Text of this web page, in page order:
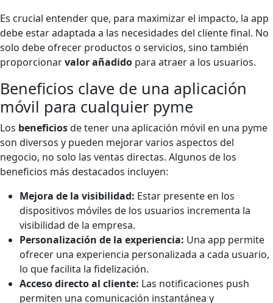
Es crucial entender que, para maximizar el impacto, la app
debe estar adaptada a las necesidades del cliente final. No
solo debe ofrecer productos o servicios, sino también
proporcionarvalor añadido para atraer a los usuarios.
Beneficios clave de una aplicación
móvil para cualquier pyme
Los beneficiosde tener una aplicación móvil en una pyme
son diversos y pueden mejorar varios aspectos del
negocio, no solo las ventas directas. Algunos de los
beneficios más destacados incluyen:
Mejora de la visibilidad: Estar presente en los
dispositivos móviles de los usuarios incrementa la
visibilidad de la empresa.
Personalización de la experiencia: Una app permite
ofrecer una experiencia personalizada a cada usuario,
lo que facilita la fidelización.
Acceso directo al cliente: Las notificaciones push
permiten una comunicación instantánea y